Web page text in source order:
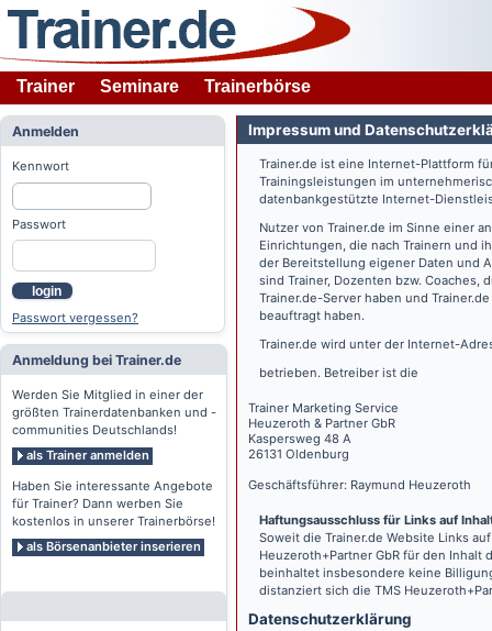
Trainer Seminare Trainerbörse
Anmelden
Kennwort
Passwort
login
Passwort vergessen?
Anmeldung bei Trainer.de
Werden Sie Mitglied in einer der
größten Trainerdatenbanken und -
communities Deutschlands!
als Trainer anmelden
Haben Sie interessante Angebote
für Trainer? Dann werben Sie
kostenlos in unserer Trainerbörse!
als Börsenanbieter inserieren
Impressum und
Trainer.de ist eine Internet-Plattform
Trainingsleistungen im
datenbankgestützte Internet-
Nutzer von Trainer.de im Sinne einer
Einrichtungen, die nach Trainern und
der Bereitstellung eigener Daten und
sind Trainer, Dozenten bzw.
Trainer.de-Server haben und Trainer.de
beauftragt haben.
Trainer.de wird unter der Internet-
betrieben. Betreiber ist die
Trainer Marketing Service
Heuzeroth & Partner GbR
Kaspersweg 48 A
26131 Oldenburg
Geschäftsführer: Raymund Heuzeroth
Haftungsausschluss für Links auf
Soweit die Trainer.de Website Links
Heuzeroth+Partner GbR für den Inhalt
beinhaltet insbesondere keine
distanziert sich die TMS
Datenschutz­erklärung